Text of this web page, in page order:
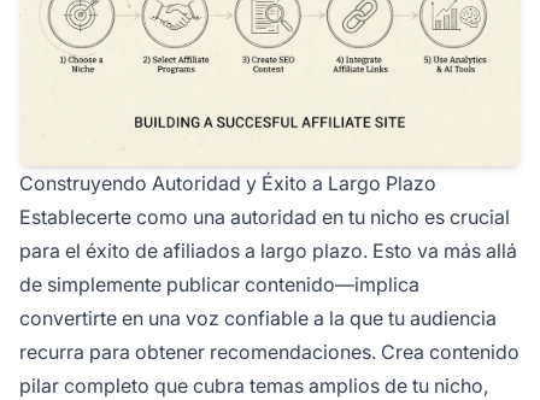
Construyendo Autoridad y Éxito a Largo Plazo
Establecerte como una autoridad en tu nicho es crucial
para el éxito de afiliados a largo plazo. Esto va más allá
de simplemente publicar contenido—implica
convertirte en una voz confiable a la que tu audiencia
recurra para obtener recomendaciones. Crea contenido
pilar completo que cubra temas amplios de tu nicho,